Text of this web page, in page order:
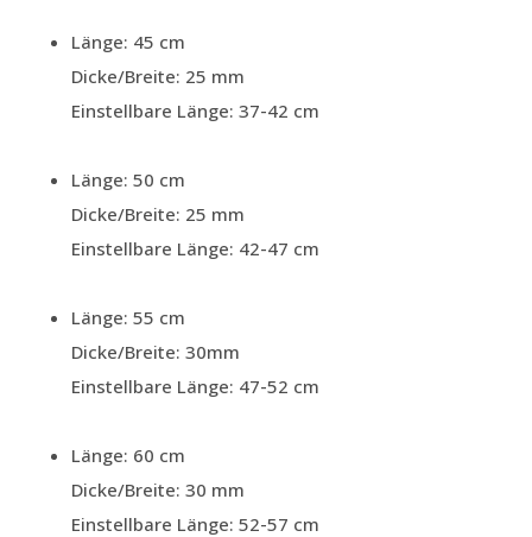
Länge: 45 cm
Dicke/Breite: 25 mm
Einstellbare Länge: 37-42 cm
Länge: 50 cm
Dicke/Breite: 25 mm
Einstellbare Länge: 42-47 cm
Länge: 55 cm
Dicke/Breite: 30mm
Einstellbare Länge: 47-52 cm
Länge: 60 cm
Dicke/Breite: 30 mm
Einstellbare Länge: 52-57 cm